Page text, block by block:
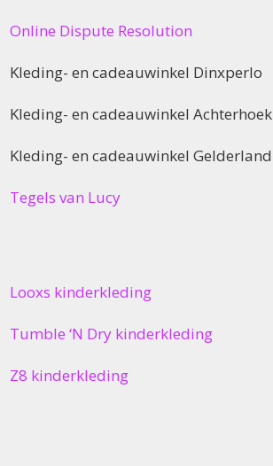
Online Dispute Resolution
Kleding- en cadeauwinkel Dinxperlo
Kleding- en cadeauwinkel Achterhoek
Kleding- en cadeauwinkel Gelderland
Tegels van Lucy
Looxs kinderkleding
Tumble ‘N Dry kinderkleding
Z8 kinderkleding